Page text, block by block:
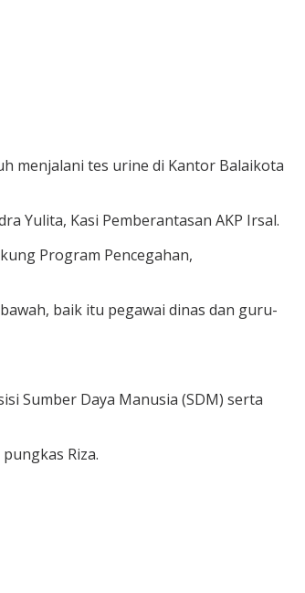
menjalani tes urine di Kantor Balaikota
Yulita, Kasi Pemberantasan AKP Irsal.
Program Pencegahan,
baik itu pegawai dinas dan guru-
Sumber Daya Manusia (SDM) serta
Riza.